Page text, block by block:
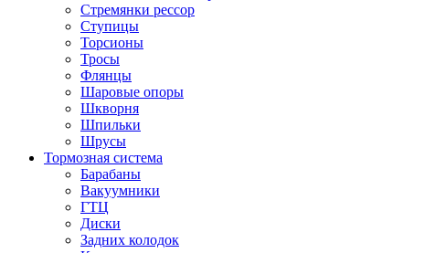
Стремянки рессор
Ступицы
Торсионы
Тросы
Флянцы
Шаровые опоры
Шкворня
Шпильки
Шрусы
Тормозная система
Барабаны
Вакуумники
ГТЦ
Диски
Задних колодок